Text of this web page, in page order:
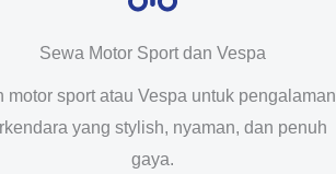
Sewa Motor Sport dan Vespa
motor sport atau Vespa untuk pengalaman
yang stylish, nyaman, dan penuh
gaya.